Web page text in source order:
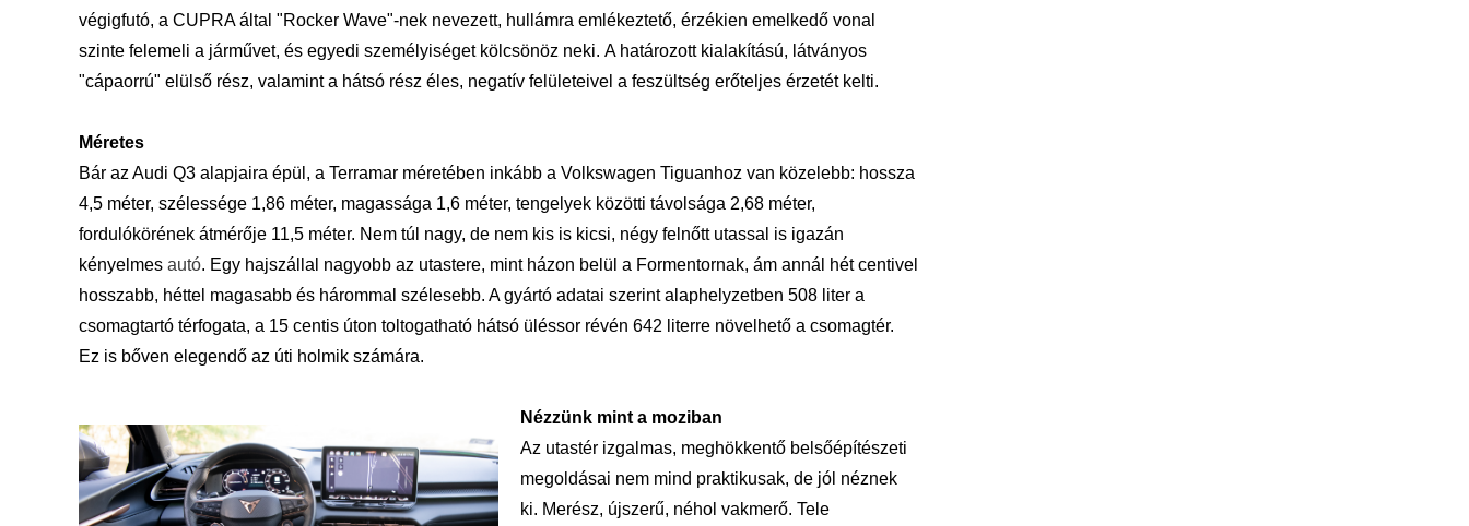
végigfutó, a CUPRA által "Rocker Wave"‑nek nevezett, hullámra emlékeztető, érzékien emelkedő vonal
szinte felemeli a járművet, és egyedi személyiséget kölcsönöz neki. A határozott kialakítású, látványos
"cápaorrú" elülső rész, valamint a hátsó rész éles, negatív felületeivel a feszültség erőteljes érzetét kelti.
Méretes
Bár az Audi Q3 alapjaira épül, a Terramar méretében inkább a Volkswagen Tiguanhoz van közelebb: hossza
4,5 méter, szélessége 1,86 méter, magassága 1,6 méter, tengelyek közötti távolsága 2,68 méter,
fordulókörének átmérője 11,5 méter. Nem túl nagy, de nem kis is kicsi, négy felnőtt utassal is igazán
kényelmes autó. Egy hajszállal nagyobb az utastere, mint házon belül a Formentornak, ám annál hét centivel
hosszabb, héttel magasabb és hárommal szélesebb. A gyártó adatai szerint alaphelyzetben 508 liter a
csomagtartó térfogata, a 15 centis úton toltogatható hátsó üléssor révén 642 literre növelhető a csomagtér.
Ez is bőven elegendő az úti holmik számára.
Nézzünk mint a moziban
Az utastér izgalmas, meghökkentő belsőépítészeti
megoldásai nem mind praktikusak, de jól néznek
ki. Merész, újszerű, néhol vakmerő. Tele